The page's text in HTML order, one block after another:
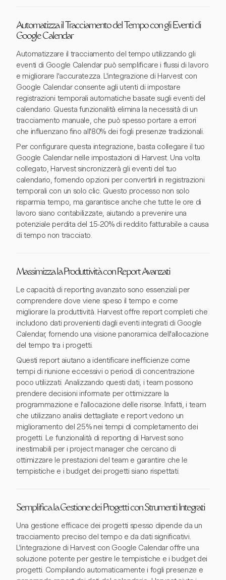
Automatizza il Tracciamento del Tempo con gli Eventi di
Google Calendar
Automatizzare il tracciamento del tempo utilizzando gli
eventi di Google Calendar può semplificare i flussi di lavoro
e migliorare l'accuratezza. L'integrazione di Harvest con
Google Calendar consente agli utenti di impostare
registrazioni temporali automatiche basate sugli eventi del
calendario. Questa funzionalità elimina la necessità di un
tracciamento manuale, che può spesso portare a errori
che influenzano fino all'80% dei fogli presenze tradizionali.
Per configurare questa integrazione, basta collegare il tuo
Google Calendar nelle impostazioni di Harvest. Una volta
collegato, Harvest sincronizzerà gli eventi del tuo
calendario, fornendo opzioni per convertirli in registrazioni
temporali con un solo clic. Questo processo non solo
risparmia tempo, ma garantisce anche che tutte le ore di
lavoro siano contabilizzate, aiutando a prevenire una
potenziale perdita del 15-20% di reddito fatturabile a causa
di tempo non tracciato.
Massimizza la Produttività con Report Avanzati
Le capacità di reporting avanzato sono essenziali per
comprendere dove viene speso il tempo e come
migliorare la produttività. Harvest offre report completi che
includono dati provenienti dagli eventi integrati di Google
Calendar, fornendo una visione panoramica dell'allocazione
del tempo tra i progetti.
Questi report aiutano a identificare inefficienze come
tempi di riunione eccessivi o periodi di concentrazione
poco utilizzati. Analizzando questi dati, i team possono
prendere decisioni informate per ottimizzare la
programmazione e l'allocazione delle risorse. Infatti, i team
che utilizzano analisi dettagliate e report vedono un
miglioramento del 25% nei tempi di completamento dei
progetti. Le funzionalità di reporting di Harvest sono
inestimabili per i project manager che cercano di
ottimizzare le prestazioni del team e garantire che le
tempistiche e i budget dei progetti siano rispettati.
Semplifica la Gestione dei Progetti con Strumenti Integrati
Una gestione efficace dei progetti spesso dipende da un
tracciamento preciso del tempo e da dati significativi.
L'integrazione di Harvest con Google Calendar offre una
soluzione potente per gestire le tempistiche e i budget dei
progetti. Compilando automaticamente i fogli presenze e